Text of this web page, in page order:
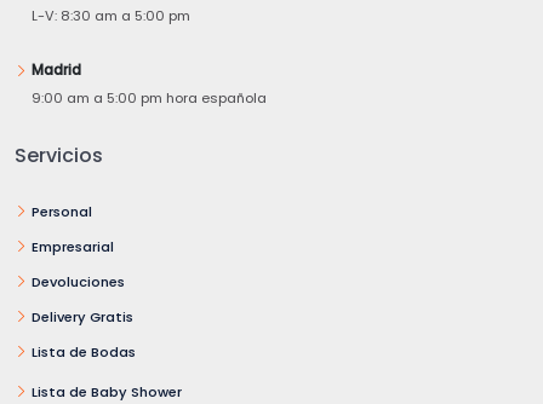
L-V: 8:30 am a 5:00 pm
Madrid
9:00 am a 5:00 pm hora española
Servicios
Personal
Empresarial
Devoluciones
Delivery Gratis
Lista de Bodas
Lista de Baby Shower